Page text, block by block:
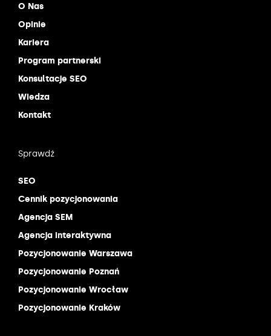
O Nas
Opinie
Kariera
Program partnerski
Konsultacje SEO
Wiedza
Kontakt
Sprawdź
SEO
Cennik pozycjonowania
Agencja SEM
Agencja interaktywna
Pozycjonowanie Warszawa
Pozycjonowanie Poznań
Pozycjonowanie Wrocław
Pozycjonowanie Kraków